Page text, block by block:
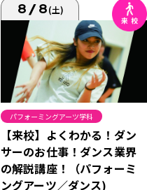
8/8(土)
パフォーミングアーツ学科
【来校】よくわかる！ダン
サーのお仕事！ダンス業界
の解説講座！（パフォーミ
ングアーツ／ダンス)